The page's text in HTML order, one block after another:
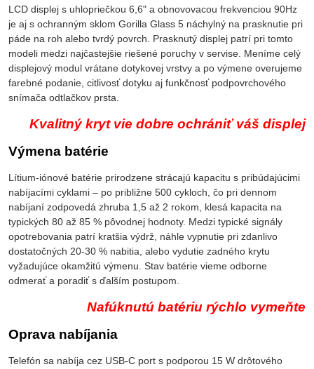
LCD displej s uhlopriečkou 6,6" a obnovovacou frekvenciou 90Hz
je aj s ochranným sklom Gorilla Glass 5 náchylný na prasknutie pri
páde na roh alebo tvrdý povrch. Prasknutý displej patrí pri tomto
modeli medzi najčastejšie riešené poruchy v servise. Meníme celý
displejový modul vrátane dotykovej vrstvy a po výmene overujeme
farebné podanie, citlivosť dotyku aj funkčnosť podpovrchového
snímača odtlačkov prsta.
Kvalitný kryt vie dobre ochrániť váš displej
Výmena batérie
Lítium-iónové batérie prirodzene strácajú kapacitu s pribúdajúcimi
nabíjacími cyklami – po približne 500 cykloch, čo pri dennom
nabíjaní zodpovedá zhruba 1,5 až 2 rokom, klesá kapacita na
typických 80 až 85 % pôvodnej hodnoty. Medzi typické signály
opotrebovania patrí kratšia výdrž, náhle vypnutie pri zdanlivo
dostatočných 20-30 % nabitia, alebo vydutie zadného krytu
vyžadujúce okamžitú výmenu. Stav batérie vieme odborne
odmerať a poradiť s ďalším postupom.
Nafúknutú batériu rýchlo vymeňte
Oprava nabíjania
Telefón sa nabíja cez USB-C port s podporou 15 W drôtového